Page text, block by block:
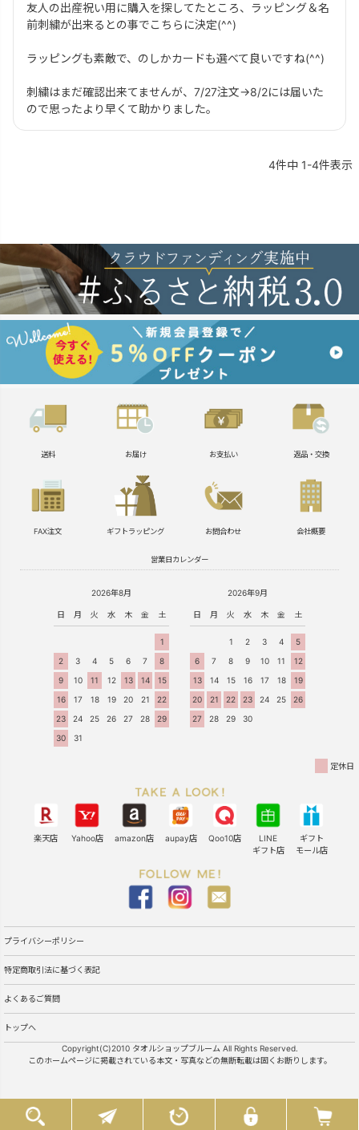
友人の出産祝い用に購入を探してたところ、ラッピング＆名
前刺繍が出来るとの事でこちらに決定(^^)
ラッピングも素敵で、のしかカードも選べて良いですね(^^)
刺繍はまだ確認出来てませんが、7/27注文→8/2には届いた
ので思ったより早くて助かりました。
4件中 1-4件表示
送料 お届け お支払い 返品・交換
FAX注文 ギフトラッピング お問合わせ 会社概要
営業日カレンダー
2026年8月
日 月 火 水 木 金 土
1
2
3 4 5 6 7
8
9
10 11 12 13 14
15
16
17 18 19 20 21
22
23
24 25 26 27 28
29
30
31
2026年9月
日 月 火 水 木 金 土
1 2 3 4
5
6
7 8 9 10 11
12
13
14 15 16 17 18
19
20
21 22 23 24 25
26
27
28 29 30
定休日
楽天店 Yahoo店 amazon店 aupay店 Qoo10店
LINE
ギフト店
ギフト
モール店
プライバシーポリシー
特定商取引法に基づく表記
よくあるご質問
トップへ
Copyright(C)2010 タオルショップブルーム All Rights Reserved.
このホームページに掲載されている本文・写真などの無断転載は固くお断りします。